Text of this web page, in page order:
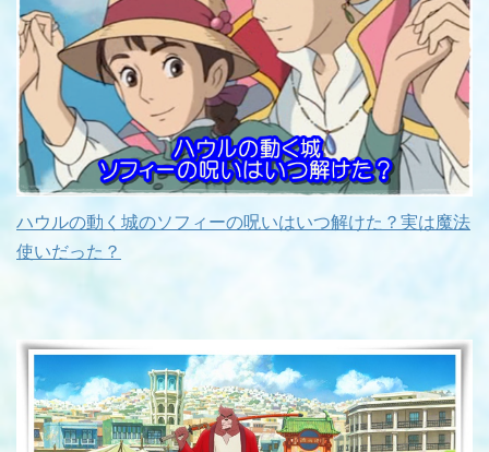
ハウルの動く城のソフィーの呪いはいつ解けた？実は魔法
使いだった？